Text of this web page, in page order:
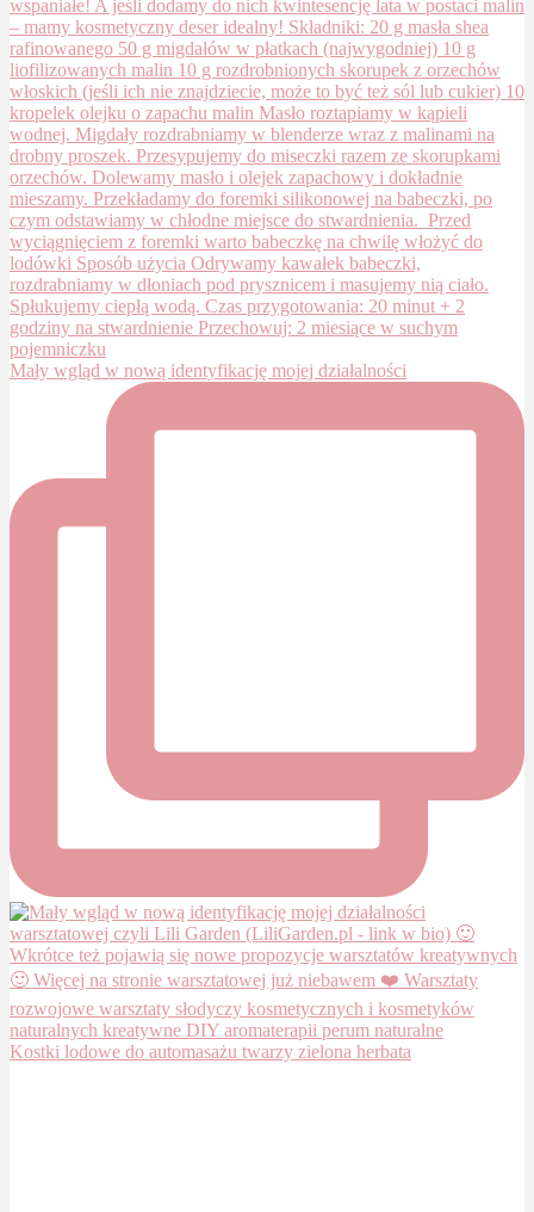
Mały wgląd w nową identyfikację mojej działalności
Kostki lodowe do automasażu twarzy zielona herbata